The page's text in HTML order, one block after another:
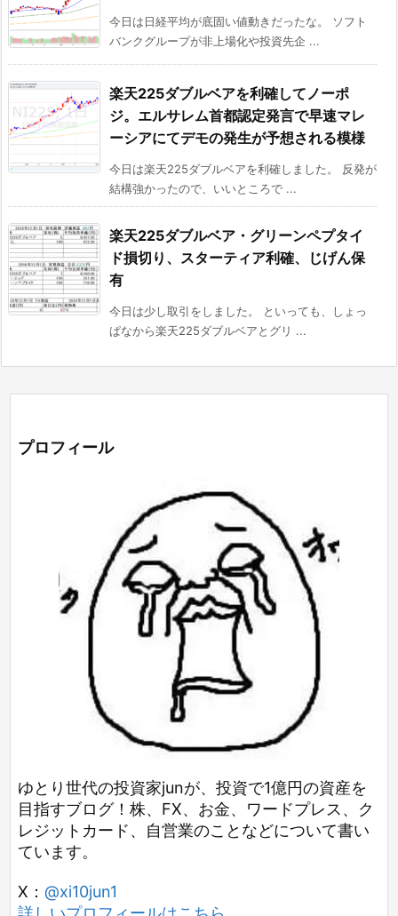
今日は日経平均が底固い値動きだったな。 ソフト
バンクグループが非上場化や投資先企 ...
楽天225ダブルベアを利確してノーポ
ジ。エルサレム首都認定発言で早速マレ
ーシアにてデモの発生が予想される模様
今日は楽天225ダブルベアを利確しました。 反発が
結構強かったので、いいところで ...
楽天225ダブルベア・グリーンペプタイ
ド損切り、スターティア利確、じげん保
有
今日は少し取引をしました。 といっても、しょっ
ぱなから楽天225ダブルベアとグリ ...
プロフィール
ゆとり世代の投資家junが、投資で1億円の資産を
目指すブログ！株、FX、お金、ワードプレス、ク
レジットカード、自営業のことなどについて書い
ています。
X： @xi10jun1